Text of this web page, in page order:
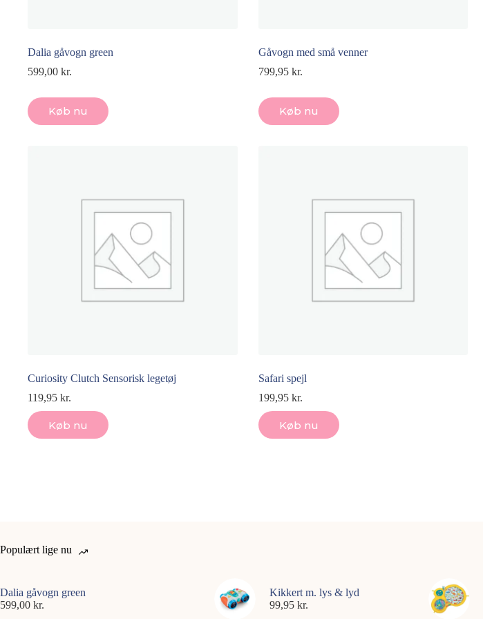
Dalia gåvogn green
599,00 kr.
Køb nu
Gåvogn med små venner
799,95 kr.
Køb nu
Curiosity Clutch Sensorisk legetøj
119,95 kr.
Køb nu
Safari spejl
199,95 kr.
Køb nu
Populært lige nu
Dalia gåvogn green
599,00 kr.
Kikkert m. lys & lyd
99,95 kr.